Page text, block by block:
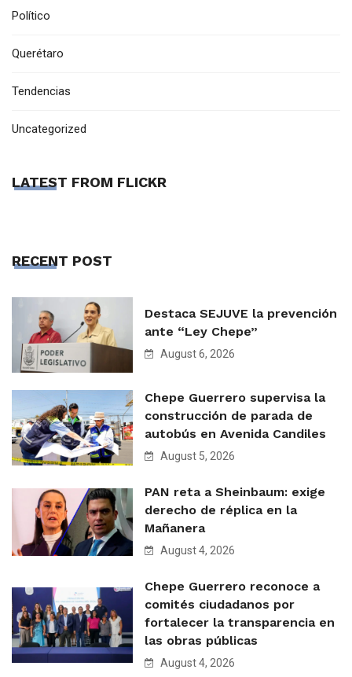
Político
Querétaro
Tendencias
Uncategorized
LATEST FROM FLICKR
RECENT POST
Destaca SEJUVE la prevención
ante “Ley Chepe”
August 6, 2026
Chepe Guerrero supervisa la
construcción de parada de
autobús en Avenida Candiles
August 5, 2026
PAN reta a Sheinbaum: exige
derecho de réplica en la
Mañanera
August 4, 2026
Chepe Guerrero reconoce a
comités ciudadanos por
fortalecer la transparencia en
las obras públicas
August 4, 2026